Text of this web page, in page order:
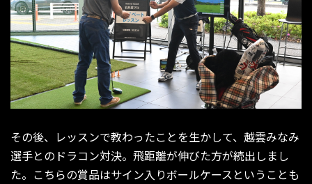
その後、レッスンで教わったことを生かして、越雲みなみ
選手とのドラコン対決。飛距離が伸びた方が続出しまし
た。こちらの賞品はサイン入りボールケースということも